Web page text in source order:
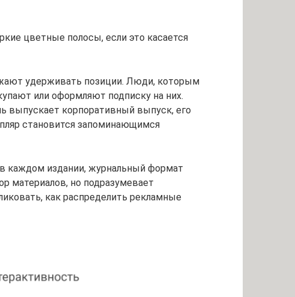
цветные полосы, если это касается
удерживать позиции. Люди, которым
или оформляют подписку на них.
выпускает корпоративный выпуск, его
становится запоминающимся
каждом издании, журнальный формат
материалов, но подразумевает
как распределить рекламные